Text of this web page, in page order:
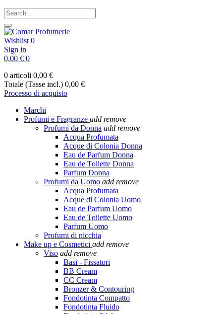
Wishlist 0
Sign in
0,00 € 0
0 articoli 0,00 €
Totale (Tasse incl.) 0,00 €
Processo di acquisto
Marchi
Profumi e Fragranze add remove
Profumi da Donna add remove
Acqua Profumata
Acque di Colonia Donna
Eau de Parfum Donna
Eau de Toilette Donna
Parfum Donna
Profumi da Uomo add remove
Acqua Profumata
Acque di Colonia Uomo
Eau de Parfum Uomo
Eau de Toilette Uomo
Parfum Uomo
Profumi di nicchia
Make up e Cosmetici add remove
Viso add remove
Basi - Fissatori
BB Cream
CC Cream
Bronzer & Contouring
Fondotinta Compatto
Fondotinta Fluido